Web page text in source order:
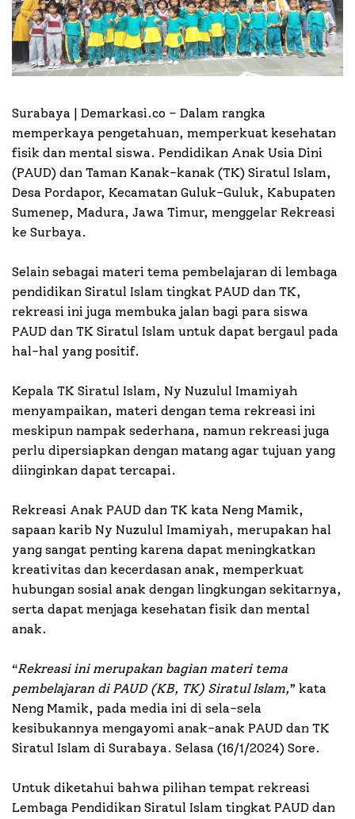
Surabaya | Demarkasi.co – Dalam rangka
memperkaya pengetahuan, memperkuat kesehatan
fisik dan mental siswa. Pendidikan Anak Usia Dini
(PAUD) dan Taman Kanak-kanak (TK) Siratul Islam,
Desa Pordapor, Kecamatan Guluk-Guluk, Kabupaten
Sumenep, Madura, Jawa Timur, menggelar Rekreasi
ke Surbaya.
Selain sebagai materi tema pembelajaran di lembaga
pendidikan Siratul Islam tingkat PAUD dan TK,
rekreasi ini juga membuka jalan bagi para siswa
PAUD dan TK Siratul Islam untuk dapat bergaul pada
hal-hal yang positif.
Kepala TK Siratul Islam, Ny Nuzulul Imamiyah
menyampaikan, materi dengan tema rekreasi ini
meskipun nampak sederhana, namun rekreasi juga
perlu dipersiapkan dengan matang agar tujuan yang
diinginkan dapat tercapai.
Rekreasi Anak PAUD dan TK kata Neng Mamik,
sapaan karib Ny Nuzulul Imamiyah, merupakan hal
yang sangat penting karena dapat meningkatkan
kreativitas dan kecerdasan anak, memperkuat
hubungan sosial anak dengan lingkungan sekitarnya,
serta dapat menjaga kesehatan fisik dan mental
anak.
“Rekreasi ini merupakan bagian materi tema
pembelajaran di PAUD (KB, TK) Siratul Islam,” kata
Neng Mamik, pada media ini di sela-sela
kesibukannya mengayomi anak-anak PAUD dan TK
Siratul Islam di Surabaya. Selasa (16/1/2024) Sore.
Untuk diketahui bahwa pilihan tempat rekreasi
Lembaga Pendidikan Siratul Islam tingkat PAUD dan